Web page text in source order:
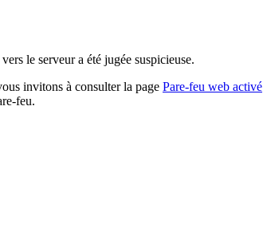
le serveur a été jugée suspicieuse.
invitons à consulter la page Pare-feu web activé
feu.